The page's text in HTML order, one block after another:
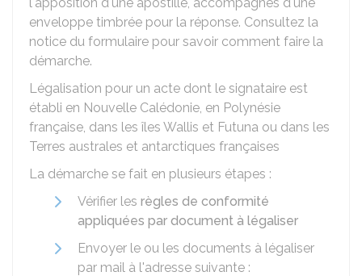
enveloppe timbrée pour la réponse. Consultez la
notice du formulaire pour savoir comment faire la
démarche.
Légalisation pour un acte dont le signataire est
établi en Nouvelle Calédonie, en Polynésie
française, dans les îles Wallis et Futuna ou dans les
Terres australes et antarctiques françaises
La démarche se fait en plusieurs étapes :
Vérifier les règles de conformité
appliquées par document à légaliser
Envoyer le ou les documents à légaliser
par mail à l'adresse suivante :